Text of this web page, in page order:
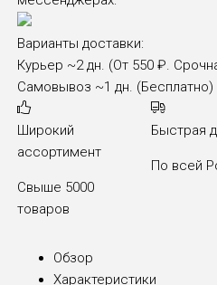
Варианты доставки:
Курьер ~2 дн. (От 550 ₽.
Самовывоз ~1 дн. (Бесплатно)
Широкий
ассортимент
Свыше 5000
товаров
Быстрая
По всей
Обзор
Характеристики